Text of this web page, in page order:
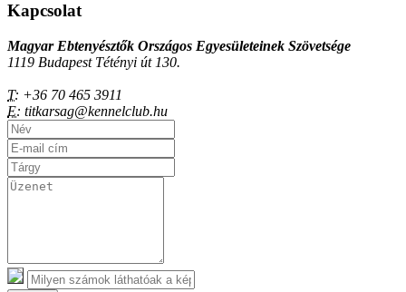
Kapcsolat
Magyar Ebtenyésztők Országos Egyesületeinek Szövetsége
1119 Budapest Tétényi út 130.
T: +36 70 465 3911
E: titkarsag@kennelclub.hu